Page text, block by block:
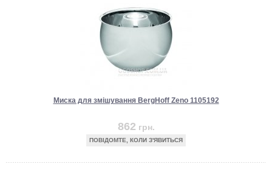
Миска для змішування BergHoff Zeno 1105192
862 грн.
ПОВІДОМТЕ, КОЛИ З'ЯВИТЬСЯ